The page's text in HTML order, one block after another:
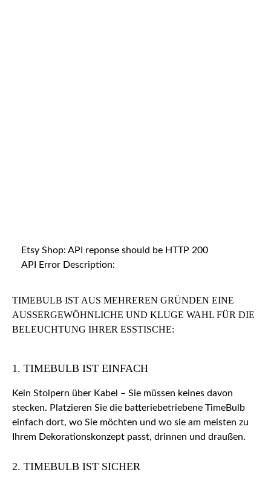
Etsy Shop: API reponse should be HTTP 200
API Error Description:
TIMEBULB IST AUS MEHREREN GRÜNDEN EINE
AUSSERGEWÖHNLICHE UND KLUGE WAHL FÜR DIE B
ELEUCHTUNG IHRER ESSTISCHE:
1. TIMEBULB IST EINFACH
Kein Stolpern über Kabel – Sie müssen keines davon
stecken. Platzieren Sie die batteriebetriebene TimeBulb
einfach dort, wo Sie möchten und wo sie am meisten zu
Ihrem Dekorationskonzept passt, drinnen und draußen.
2. TIMEBULB IST SICHER